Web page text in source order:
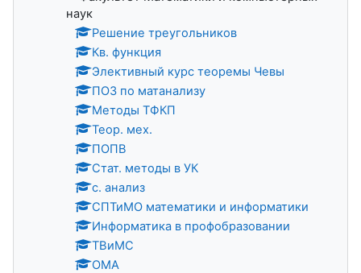
наук
Решение треугольников
Кв. функция
Элективный курс теоремы Чевы
ПОЗ по матанализу
Методы ТФКП
Теор. мех.
ПОПВ
Стат. методы в УК
с. анализ
СПТиМО математики и информатики
Информатика в профобразовании
ТВиМС
ОМА